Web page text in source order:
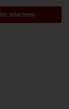
selecteren